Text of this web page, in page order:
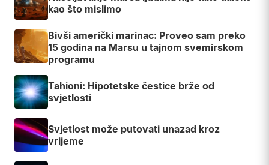
kao što mislimo
Bivši američki marinac: Proveo sam preko
15 godina na Marsu u tajnom svemirskom
programu
Tahioni: Hipotetske čestice brže od
svjetlosti
Svjetlost može putovati unazad kroz
vrijeme